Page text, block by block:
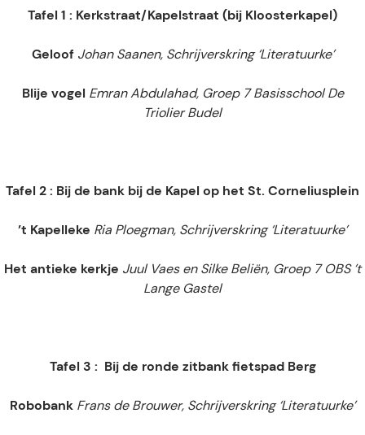
Tafel 1 : Kerkstraat/Kapelstraat (bij Kloosterkapel)
Geloof Johan Saanen, Schrijverskring ‘Literatuurke’
Blije vogel Emran Abdulahad, Groep 7 Basisschool De
Triolier Budel
Tafel 2 : Bij de bank bij de Kapel op het St. Corneliusplein
’t Kapelleke Ria Ploegman, Schrijverskring ‘Literatuurke’
Het antieke kerkje Juul Vaes en Silke Beliën, Groep 7 OBS ’t
Lange Gastel
Tafel 3 : Bij de ronde zitbank fietspad Berg
Robobank Frans de Brouwer, Schrijverskring ‘Literatuurke’